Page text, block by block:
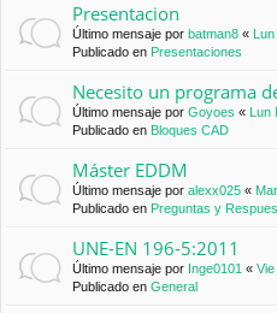
Presentacion
Último mensaje por batman8 «
Publicado en Presentaciones
Necesito un programa
Último mensaje por Goyoes «
Publicado en Bloques CAD
Máster EDDM
Último mensaje por alexx025 «
Publicado en Preguntas y
UNE-EN 196-5:2011
Último mensaje por Inge0101 «
Publicado en General